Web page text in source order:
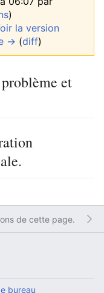
)
la version
→ (diff)
et
de cette page.
bureau